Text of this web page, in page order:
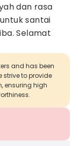
dan rasa
santai
Selamat
and has been
strive to provide
ensuring high